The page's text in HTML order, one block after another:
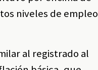
niveles de empleo
al registrado al